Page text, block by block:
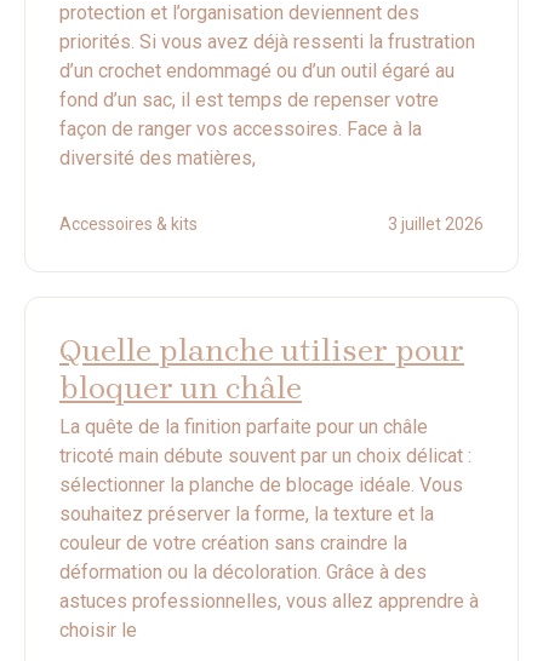
protection et l’organisation deviennent des
priorités. Si vous avez déjà ressenti la frustration
d’un crochet endommagé ou d’un outil égaré au
fond d’un sac, il est temps de repenser votre
façon de ranger vos accessoires. Face à la
diversité des matières,
Accessoires & kits 3 juillet 2026
Quelle planche utiliser pour
bloquer un châle
La quête de la finition parfaite pour un châle
tricoté main débute souvent par un choix délicat :
sélectionner la planche de blocage idéale. Vous
souhaitez préserver la forme, la texture et la
couleur de votre création sans craindre la
déformation ou la décoloration. Grâce à des
astuces professionnelles, vous allez apprendre à
choisir le